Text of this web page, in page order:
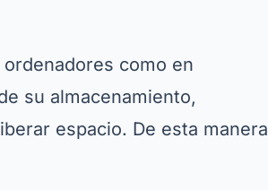
como en
su almacenamiento,
espacio. De esta manera